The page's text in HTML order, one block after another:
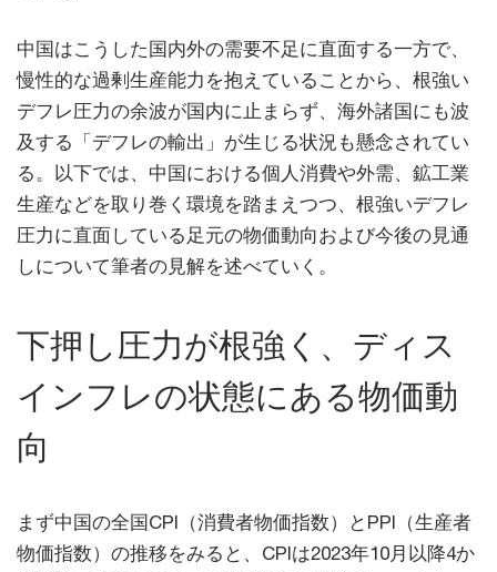
中国はこうした国内外の需要不足に直面する一方で、
慢性的な過剰生産能力を抱えていることから、根強い
デフレ圧力の余波が国内に止まらず、海外諸国にも波
及する「デフレの輸出」が生じる状況も懸念されてい
る。以下では、中国における個人消費や外需、鉱工業
生産などを取り巻く環境を踏まえつつ、根強いデフレ
圧力に直面している足元の物価動向および今後の見通
しについて筆者の見解を述べていく。
下押し圧力が根強く、ディス
インフレの状態にある物価動
向
まず中国の全国CPI（消費者物価指数）とPPI（生産者
物価指数）の推移をみると、CPIは2023年10月以降4か